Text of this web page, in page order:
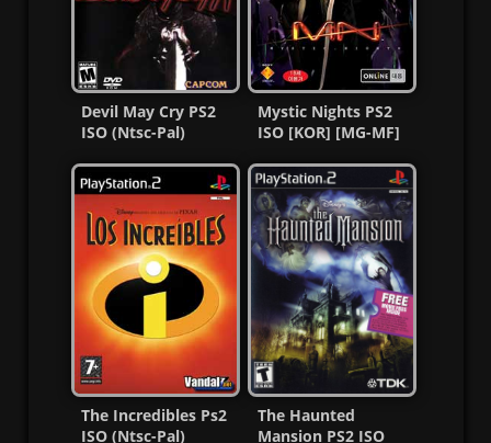
Devil May Cry PS2
ISO (Ntsc-Pal)
MF
Mystic Nights PS2
ISO [KOR] [MG-MF]
The Incredibles Ps2
ISO (Ntsc-Pal)
The Haunted
Mansion PS2 ISO